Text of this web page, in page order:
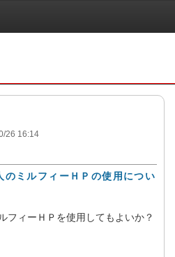
26 16:14
のミルフィーＨＰの使用につい
フィーＨＰを使用してもよいか？